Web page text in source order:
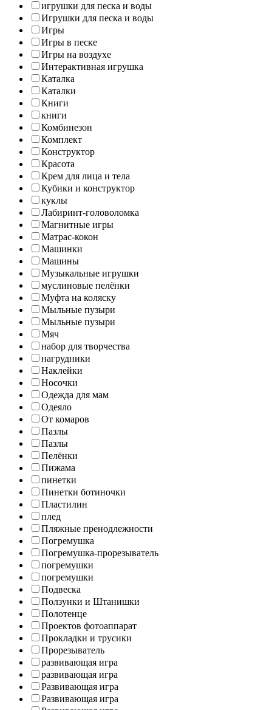
игрушки для песка и воды
Игрушки для песка и воды
Игры
Игры в песке
Игры на воздухе
Интерактивная игрушка
Каталка
Каталки
Книги
книги
Комбинезон
Комплект
Конструктор
Красота
Крем для лица и тела
Кубики и конструктор
куклы
Лабиринт-головоломка
Магнитные игры
Матрас-кокон
Машинки
Машины
Музыкальные игрушки
муслиновые пелёнки
Муфта на коляску
Мыльные пузыри
Мыльные пузыри
Мяч
набор для творчества
нагрудники
Наклейки
Носочки
Одежда для мам
Одеяло
От комаров
Пазлы
Пазлы
Пелёнки
Пижама
пинетки
Пинетки ботиночки
Пластилин
плед
Пляжные пренодлежности
Погремушка
Погремушка-прорезыватель
погремушки
погремушки
Подвеска
Ползунки и Штанишки
Полотенце
Проектов фотоаппарат
Прокладки и трусики
Прорезыватель
развивающая игра
развивающая игра
Развивающая игра
Развивающая игра